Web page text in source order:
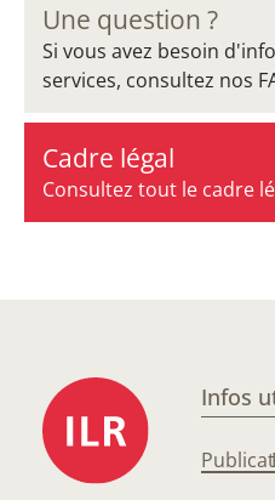
Une question ?
Si vous avez besoin
services, consultez nos
Cadre légal
Consultez tout le cadre
Infos